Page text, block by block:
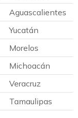
Aguascalientes
Yucatán
Morelos
Michoacán
Veracruz
Tamaulipas